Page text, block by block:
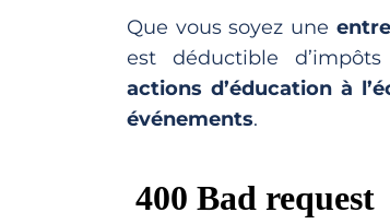
Que vous soyez une
est déductible
actions d’éducation à
événements.